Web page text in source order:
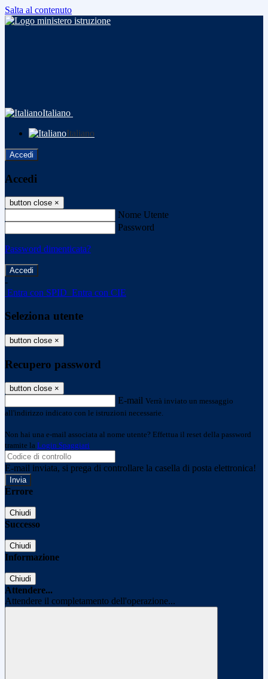
Salta al contenuto
Italiano
Italiano
Accedi
Accedi
button close ×
Nome Utente
Password
Password dimenticata?
-
Entra con SPID Entra con CIE
Seleziona utente
button close ×
Recupero password
button close ×
E-mail Verrà inviato un messaggio
all'indirizzo indicato con le istruzioni necessarie.
Non hai una e-mail associata al nome utente? Effettua il reset della password
tramite la Login Spaggiari
E-mail inviata, si prega di controllare la casella di posta elettronica!
Errore
Chiudi
Successo
Chiudi
Informazione
Chiudi
Attendere...
Attendere il completamento dell'operazione...